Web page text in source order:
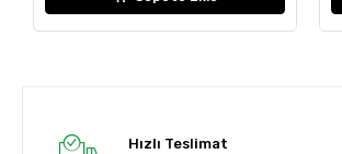
Hızlı Teslimat